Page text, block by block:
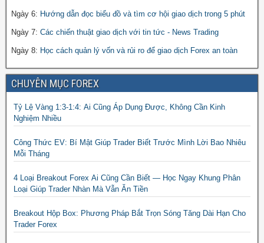
Ngày 6: Hướng dẫn đọc biểu đồ và tìm cơ hội giao dịch trong 5 phút
Ngày 7: Các chiến thuật giao dịch với tin tức - News Trading
Ngày 8: Học cách quản lý vốn và rủi ro để giao dịch Forex an toàn
CHUYÊN MỤC FOREX
Tỷ Lệ Vàng 1:3-1:4: Ai Cũng Áp Dụng Được, Không Cần Kinh
Nghiệm Nhiều
Công Thức EV: Bí Mật Giúp Trader Biết Trước Mình Lời Bao Nhiêu
Mỗi Tháng
4 Loại Breakout Forex Ai Cũng Cần Biết — Học Ngay Khung Phân
Loại Giúp Trader Nhàn Mà Vẫn Ăn Tiền
Breakout Hộp Box: Phương Pháp Bắt Trọn Sóng Tăng Dài Hạn Cho
Trader Forex